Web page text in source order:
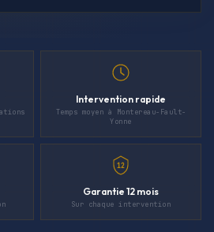
Intervention rapide
Temps moyen à Montereau-Fault-
Yonne
12
Garantie 12 mois
Sur chaque intervention